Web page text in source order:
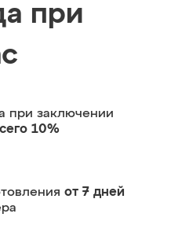
при
при заключении
10%
от 7 дней